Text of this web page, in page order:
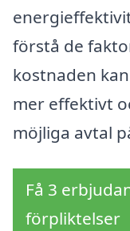
förstå de
kostnaden
mer effektivt
möjliga avtal
Få 3
förpliktelser